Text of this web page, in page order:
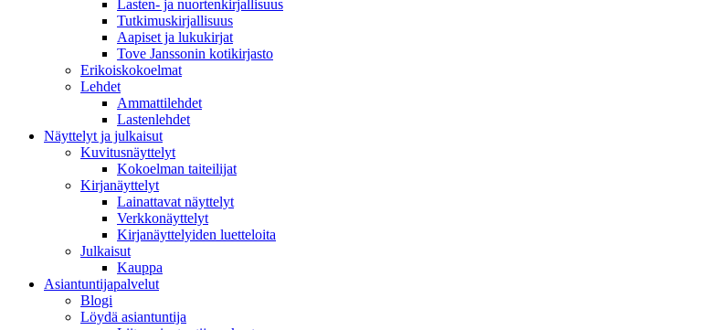
Lasten- ja nuortenkirjallisuus
Tutkimuskirjallisuus
Aapiset ja lukukirjat
Tove Janssonin kotikirjasto
Erikoiskokoelmat
Lehdet
Ammattilehdet
Lastenlehdet
Näyttelyt ja julkaisut
Kuvitusnäyttelyt
Kokoelman taiteilijat
Kirjanäyttelyt
Lainattavat näyttelyt
Verkkonäyttelyt
Kirjanäyttelyiden luetteloita
Julkaisut
Kauppa
Asiantuntija­palvelut
Blogi
Löydä asiantuntija